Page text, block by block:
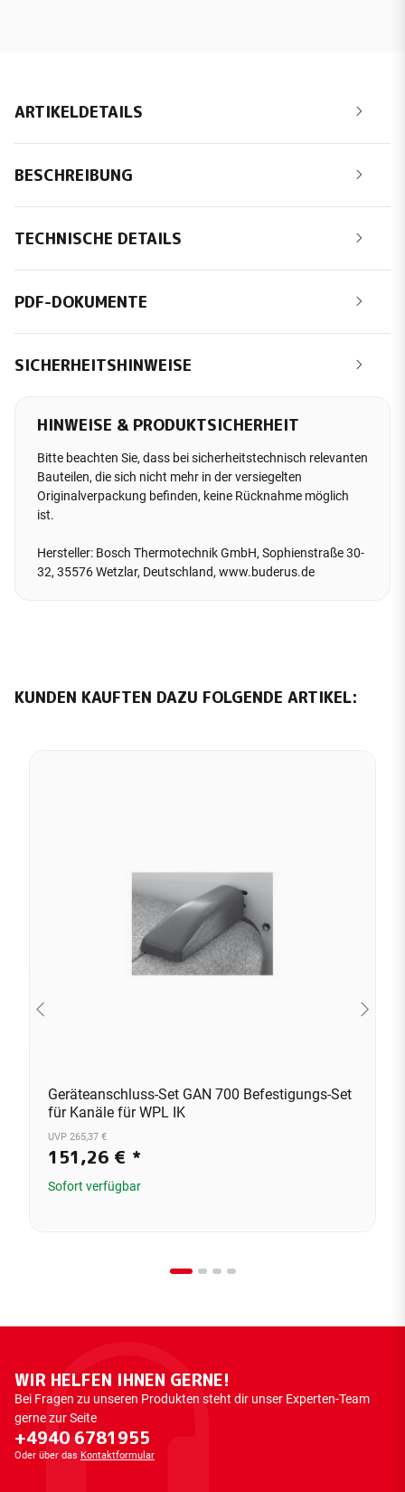
ARTIKELDETAILS
BESCHREIBUNG
TECHNISCHE DETAILS
PDF-DOKUMENTE
SICHERHEITSHINWEISE
HINWEISE & PRODUKTSICHERHEIT
Bitte beachten Sie, dass bei sicherheitstechnisch relevanten
Bauteilen, die sich nicht mehr in der versiegelten
Originalverpackung befinden, keine Rücknahme möglich
ist.
Hersteller: Bosch Thermotechnik GmbH, Sophienstraße 30-
32, 35576 Wetzlar, Deutschland, www.buderus.de
KUNDEN KAUFTEN DAZU FOLGENDE ARTIKEL:
Geräteanschluss-Set GAN 700 Befestigungs-Set
für Kanäle für WPL IK
UVP 265,37 €
151,26 € *
Sofort verfügbar
WIR HELFEN IHNEN GERNE!
Bei Fragen zu unseren Produkten steht dir unser Experten-Team
gerne zur Seite
+4940 6781955
Oder über das Kontaktformular